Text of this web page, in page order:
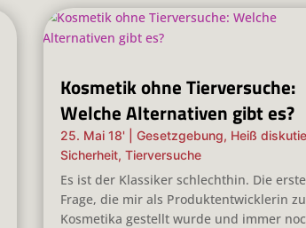
Kosmetik ohne Tierversuche:
Welche Alternativen gibt es?
25. Mai 18' Gesetzgebung, Heiß
Sicherheit, Tierversuche
Es ist der Klassiker schlechthin. Die erste
Frage, die mir als Produktentwicklerin zu
Kosmetika gestellt wurde und immer